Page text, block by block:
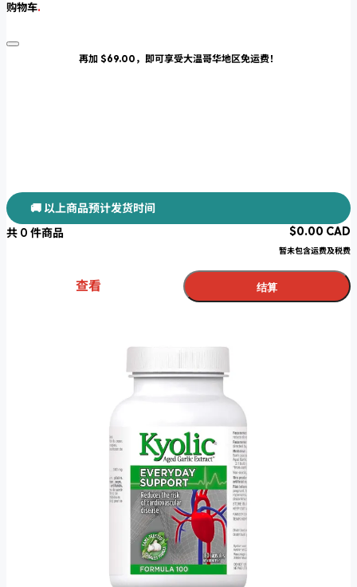
购物车.
再加 $69.00，即可享受大温哥华地区免运费！
🚚 以上商品预计发货时间
共 0 件商品 $0.00 CAD
暂未包含运费及税费
查看 结算